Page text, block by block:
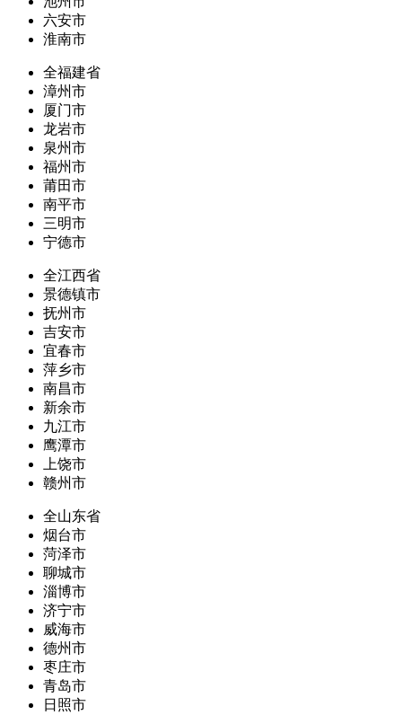
六安市
淮南市
全福建省
漳州市
厦门市
龙岩市
泉州市
福州市
莆田市
南平市
三明市
宁德市
全江西省
景德镇市
抚州市
吉安市
宜春市
萍乡市
南昌市
新余市
九江市
鹰潭市
上饶市
赣州市
全山东省
烟台市
菏泽市
聊城市
淄博市
济宁市
威海市
德州市
枣庄市
青岛市
日照市